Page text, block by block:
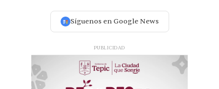
Síguenos en Google News
PUBLICIDAD